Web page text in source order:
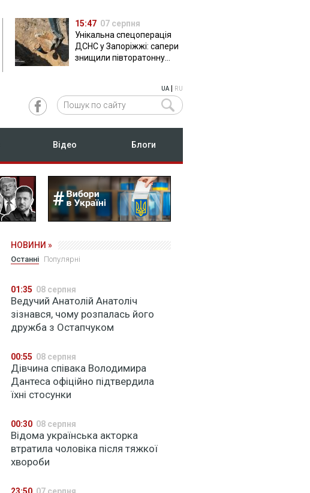
15:47 07 серпня
Унікальна спецоперація
ДСНС у Запоріжжі: сапери
знищили півторатонну
UA| RU
Відео Блоги
НОВИНИ »
Останні Популярні
01:35 08 серпня
Ведучий Анатолій Анатоліч
зізнався, чому розпалась його
дружба з Остапчуком
00:55 08 серпня
Дівчина співака Володимира
Дантеса офіційно підтвердила
їхні стосунки
00:30 08 серпня
Відома українська акторка
втратила чоловіка після тяжкої
хвороби